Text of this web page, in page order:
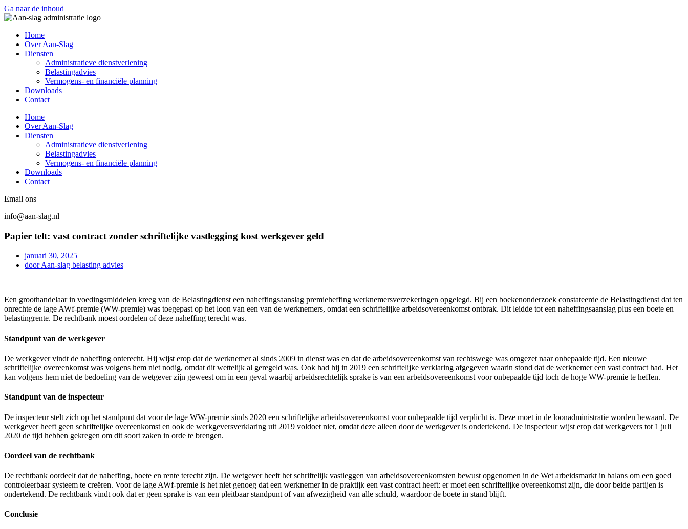
Ga naar de inhoud
Home
Over Aan-Slag
Diensten
Administratieve dienstverlening
Belastingadvies
Vermogens- en financiële planning
Downloads
Contact
Home
Over Aan-Slag
Diensten
Administratieve dienstverlening
Belastingadvies
Vermogens- en financiële planning
Downloads
Contact
Email ons
info@aan-slag.nl
Papier telt: vast contract zonder schriftelijke vastlegging kost werkgever geld
januari 30, 2025
doorAan-slag belasting advies
Een groothandelaar in voedingsmiddelen kreeg van de Belastingdienst een naheffingsaanslag premieheffing werknemersverzekeringen opgelegd. Bij een boekenonderzoek constateerde de Belastingdienst dat ten
onrechte de lage AWf-premie (WW-premie) was toegepast op het loon van een van de werknemers, omdat een schriftelijke arbeidsovereenkomst ontbrak. Dit leidde tot een naheffingsaanslag plus een boete en
belastingrente. De rechtbank moest oordelen of deze naheffing terecht was.
Standpunt van de werkgever
De werkgever vindt de naheffing onterecht. Hij wijst erop dat de werknemer al sinds 2009 in dienst was en dat de arbeidsovereenkomst van rechtswege was omgezet naar onbepaalde tijd. Een nieuwe
schriftelijke overeenkomst was volgens hem niet nodig, omdat dit wettelijk al geregeld was. Ook had hij in 2019 een schriftelijke verklaring afgegeven waarin stond dat de werknemer een vast contract had. Het
kan volgens hem niet de bedoeling van de wetgever zijn geweest om in een geval waarbij arbeidsrechtelijk sprake is van een arbeidsovereenkomst voor onbepaalde tijd toch de hoge WW-premie te heffen.
Standpunt van de inspecteur
De inspecteur stelt zich op het standpunt dat voor de lage WW-premie sinds 2020 een schriftelijke arbeidsovereenkomst voor onbepaalde tijd verplicht is. Deze moet in de loonadministratie worden bewaard. De
werkgever heeft geen schriftelijke overeenkomst en ook de werkgeversverklaring uit 2019 voldoet niet, omdat deze alleen door de werkgever is ondertekend. De inspecteur wijst erop dat werkgevers tot 1 juli
2020 de tijd hebben gekregen om dit soort zaken in orde te brengen.
Oordeel van de rechtbank
De rechtbank oordeelt dat de naheffing, boete en rente terecht zijn. De wetgever heeft het schriftelijk vastleggen van arbeidsovereenkomsten bewust opgenomen in de Wet arbeidsmarkt in balans om een goed
controleerbaar systeem te creëren. Voor de lage AWf-premie is het niet genoeg dat een werknemer in de praktijk een vast contract heeft: er moet een schriftelijke overeenkomst zijn, die door beide partijen is
ondertekend. De rechtbank vindt ook dat er geen sprake is van een pleitbaar standpunt of van afwezigheid van alle schuld, waardoor de boete in stand blijft.
Conclusie